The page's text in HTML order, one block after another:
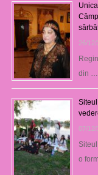
26/
din …
07/12/
o